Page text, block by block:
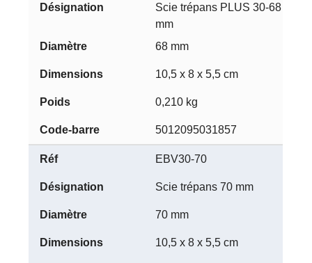
Scie trépans PLUS 30-68
mm
68 mm
10,5 x 8 x 5,5 cm
0,210 kg
5012095031857
EBV30-70
Scie trépans 70 mm
70 mm
10,5 x 8 x 5,5 cm